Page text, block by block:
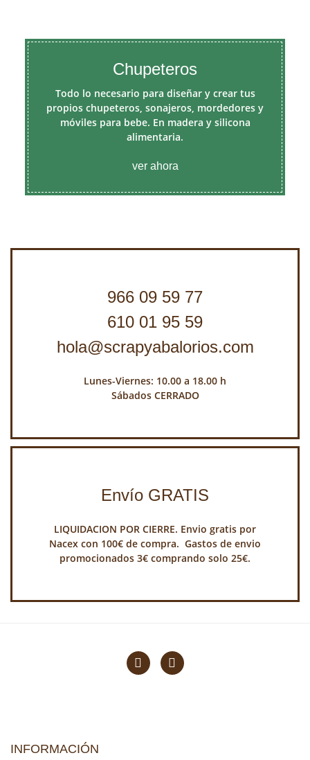
Chupeteros
Todo lo necesario para diseñar y crear tus
propios chupeteros, sonajeros, mordedores y
móviles para bebe. En madera y silicona
alimentaria.
ver ahora
966 09 59 77
610 01 95 59
hola@scrapyabalorios.com
Lunes-Viernes: 10.00 a 18.00 h
Sábados CERRADO
Envío GRATIS
LIQUIDACION POR CIERRE. Envio gratis por
Nacex con 100€ de compra. Gastos de envio
promocionados 3€ comprando solo 25€.
INFORMACIÓN